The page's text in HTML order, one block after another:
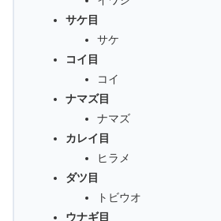
サケ目
サケ
コイ目
コイ
ナマズ目
ナマズ
カレイ目
ヒラメ
ダツ目
トビウオ
ウナギ目